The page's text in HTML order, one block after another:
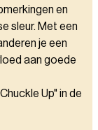
en
sleur. Met een
je een
aan goede
Up" in de